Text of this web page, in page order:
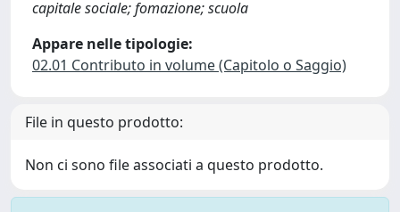
capitale sociale; fomazione; scuola
Appare nelle tipologie:
02.01 Contributo in volume (Capitolo o Saggio)
File in questo prodotto:
Non ci sono file associati a questo prodotto.